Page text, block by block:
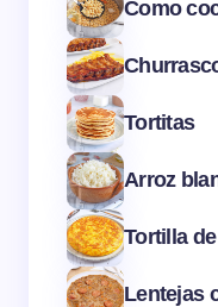
Como
Tortitas
Arroz
Tortilla
Lentejas